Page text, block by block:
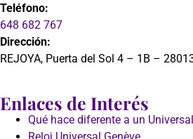
Teléfono:
648 682 767
Dirección:
REJOYA, Puerta del Sol 4 – 1B –
Enlaces de Interés
Qué hace diferente a un